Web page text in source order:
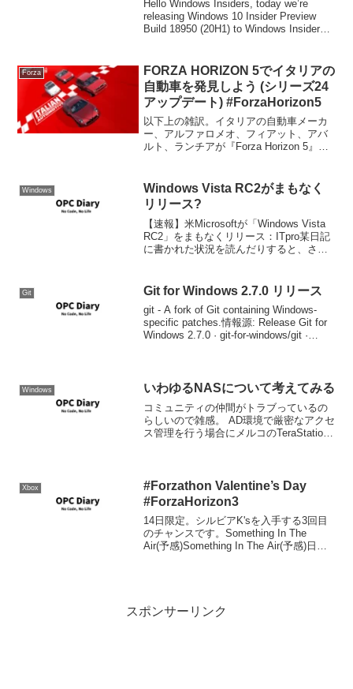
Hello Windows Insiders, today we’re
releasing Windows 10 Insider Preview
Build 18950 (20H1) to Windows Insiders
Forza
FORZA HORIZON 5でイタリアの
自動車を発見しよう (シリーズ24
アップデート) #ForzaHorizon5
以下上の雑訳。イタリアの自動車メーカ
ー、アルファロメオ、フィアット、アバ
ルト、ランチアが『Forza Horizon 5』の
アバルト、アルファロメオ、フィアッ
ト、ラ...
Windows
Windows Vista RC2がまもなく
リリース?
【速報】米Microsoftが「Windows Vista
RC2」をまもなくリリース：ITpro某日記
に書かれた状況を読んだりすると、さも
点で千数百のバグトラックが...
Git Git for Windows 2.7.0 リリース
git - A fork of Git containing Windows-
specific patches.情報源: Release Git for
Windows 2.7.0 · git-for-windows/git ·
Windows いわゆるNASについて考えてみる
コミュニティの仲間がトラブっているの
らしいので雑感。 AD環境で厳密なアクセ
ス管理を行う場合にメルコのTeraStation
SAM...
Xbox
#Forzathon Valentine’s Day
#ForzaHorizon3
14日限定。シルビアK'sを入手する3回目
のチャンスです。Something In The
Air(予感)Something In The Air(予感)日本
スポンサーリンク